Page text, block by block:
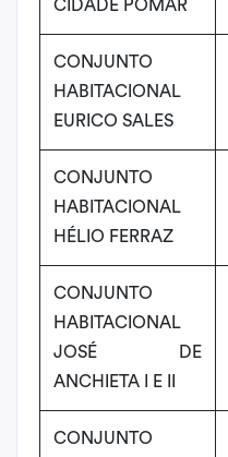
CIDADE POMAR
CONJUNTO
HABITACIONAL
EURICO SALES
CONJUNTO
HABITACIONAL
HÉLIO FERRAZ
CONJUNTO
HABITACIONAL
JOSÉ DE
ANCHIETA I E II
CONJUNTO